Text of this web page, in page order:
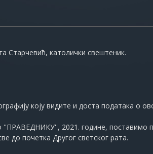
Старчевић, католички свештеник.
коју видите и доста података о
2021. године, поставимо
до почетка Другог светског рата.